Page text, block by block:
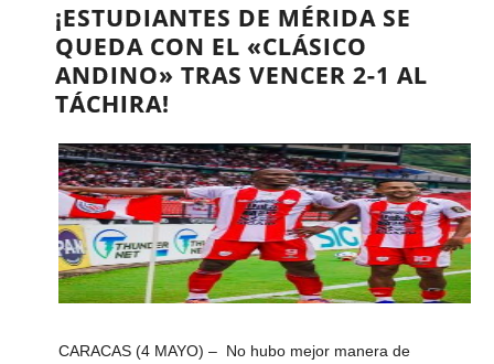
¡ESTUDIANTES DE MÉRIDA SE
QUEDA CON EL «CLÁSICO
ANDINO» TRAS VENCER 2-1 AL
TÁCHIRA!
CARACAS (4 MAYO) – No hubo mejor manera de